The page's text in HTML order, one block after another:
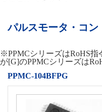
パルスモータ・コン
※PPMCシリーズはRoHS
が[G]のPPMCシリーズは
PPMC-104BFPG